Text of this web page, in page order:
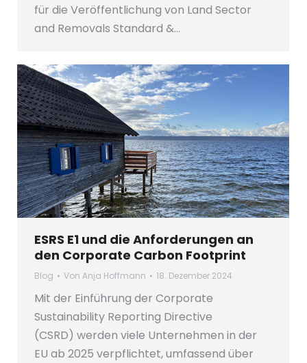
für die Veröffentlichung von Land Sector
and Removals Standard &…
ESRS E1 und die Anforderungen an
den Corporate Carbon Footprint
Blog Von Anja Hoffmann 18. Dezember 2024
Mit der Einführung der Corporate
Sustainability Reporting Directive
(CSRD) werden viele Unternehmen in der
EU ab 2025 verpflichtet, umfassend über